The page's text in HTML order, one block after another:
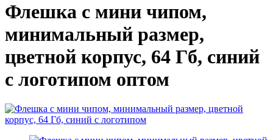
Флешка с мини чипом,
минимальный размер,
цветной корпус, 64 Гб, синий
с логотипом оптом